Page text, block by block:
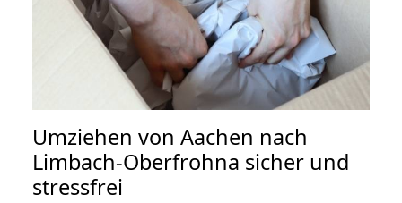
Umziehen von Aachen nach
Limbach-Oberfrohna sicher und
stressfrei